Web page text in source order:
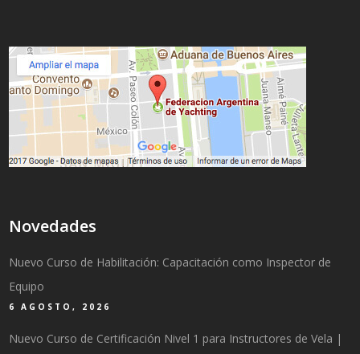
Novedades
Nuevo Curso de Habilitación: Capacitación como Inspector de
Equipo
6 AGOSTO, 2026
Nuevo Curso de Certificación Nivel 1 para Instructores de Vela |